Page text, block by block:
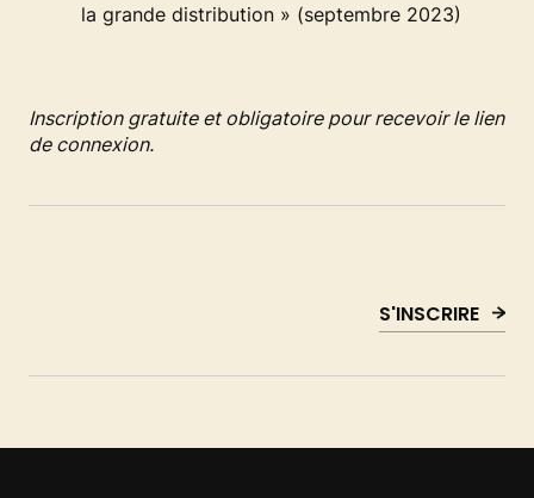
la grande distribution » (septembre 2023)
Inscription gratuite et obligatoire pour recevoir le lien
de connexion.
S'INSCRIRE